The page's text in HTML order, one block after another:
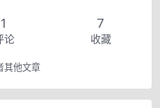
1
论
7
收藏
其他文章